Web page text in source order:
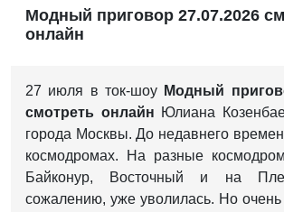
Модный приговор 27.07.2026
онлайн
27 июля в ток-шоу Модный
смотреть онлайн Юлиана
города Москвы. До недавнего
космодромах. На разные
Байконур, Восточный и на
сожалению, уже уволилась. Но очень